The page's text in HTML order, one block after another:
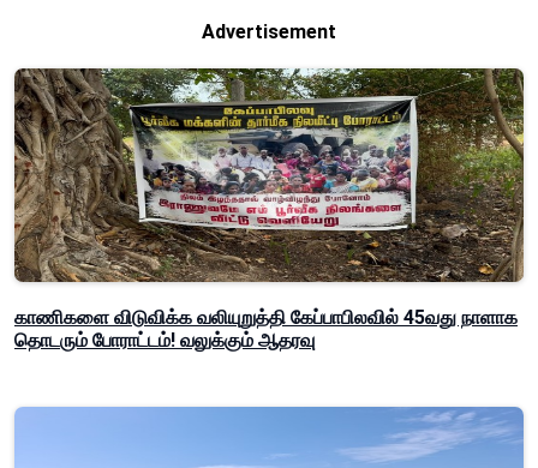
Advertisement
காணிகளை விடுவிக்க வலியுறுத்தி கேப்பாபிலவில் 45வது நாளாக
தொடரும் போராட்டம்! வலுக்கும் ஆதரவு